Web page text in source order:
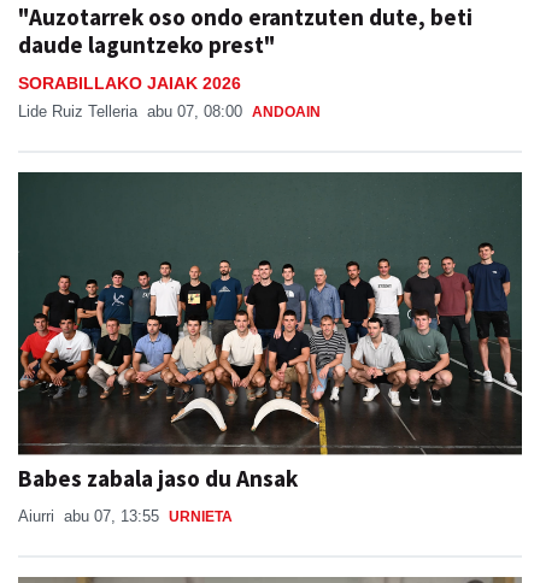
"Auzotarrek oso ondo erantzuten dute, beti
daude laguntzeko prest"
SORABILLAKO JAIAK 2026
Lide Ruiz Telleria abu 07, 08:00 ANDOAIN
Babes zabala jaso du Ansak
Aiurri abu 07, 13:55 URNIETA